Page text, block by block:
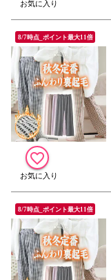
8/7時点_ポイント最大11倍
8/7時点_ポイント最大11倍